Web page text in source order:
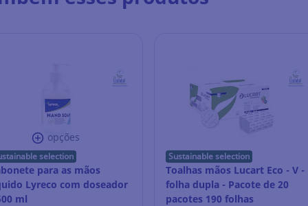
opções
selection
para as mãos
Lyreco com doseador
ml
Sustainable selection
Toalhas mãos Lucart Eco - V -
folha dupla - Pacote de 20
pacotes 190 folhas